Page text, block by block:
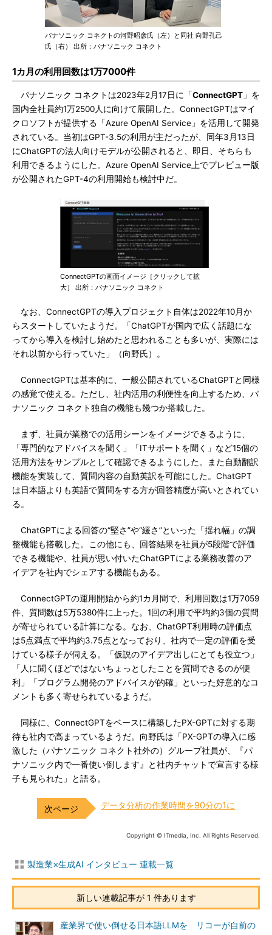
パナソニック コネクトの河野昭彦氏（左）と同社 向野孔己
氏（右） 出所：パナソニック コネクト
1カ月の利用回数は1万7000件
パナソニック コネクトは2023年2月17日に「ConnectGPT 」を
国内全社員約1万2500人に向けて展開した。ConnectGPTはマイ
クロソフトが提供する「Azure OpenAI Service」を活用して開発
されている。当初はGPT-3.5の利用が主だったが、同年3月13日
にChatGPTの法人向けモデルが公開されると、即日、そちらも
利用できるようにした。Azure OpenAI Service上でプレビュー版
が公開されたGPT-4の利用開始も検討中だ。
ConnectGPTの画面イメージ［クリックして拡
大］ 出所：パナソニック コネクト
なお、ConnectGPTの導入プロジェクト自体は2022年10月か
らスタートしていたようだ。「ChatGPTが国内で広く話題にな
ってから導入を検討し始めたと思われることも多いが、実際には
それ以前から行っていた」（向野氏）。
ConnectGPTは基本的に、一般公開されているChatGPTと同様
の感覚で使える。ただし、社内活用の利便性を向上するため、パ
ナソニック コネクト独自の機能も幾つか搭載した。
まず、社員が業務での活用シーンをイメージできるように、
「専門的なアドバイスを聞く」「ITサポートを聞く」など15個の
活用方法をサンプルとして確認できるようにした。また自動翻訳
機能を実装して、質問内容の自動英訳を可能にした。ChatGPT
は日本語よりも英語で質問をする方が回答精度が高いとされてい
る。
ChatGPTによる回答の“堅さ”や“緩さ”といった「揺れ幅」の調
整機能も搭載した。この他にも、回答結果を社員が5段階で評価
できる機能や、社員が思い付いたChatGPTによる業務改善のア
イデアを社内でシェアする機能もある。
ConnectGPTの運用開始から約1カ月間で、利用回数は1万7059
件、質問数は5万5380件に上った。1回の利用で平均約3個の質問
が寄せられている計算になる。なお、ChatGPT利用時の評価点
は5点満点で平均約3.75点となっており、社内で一定の評価を受
けている様子が伺える。「仮説のアイデア出しにとても役立つ」
「人に聞くほどではないちょっとしたことを質問できるのが便
利」「プログラム開発のアドバイスが的確」といった好意的なコ
メントも多く寄せられているようだ。
同様に、ConnectGPTをベースに構築したPX-GPTに対する期
待も社内で高まっているようだ。向野氏は「PX-GPTの導入に感
激した（パナソニック コネクト社外の）グループ社員が、『パ
ナソニック内で一番使い倒します』と社内チャットで宣言する様
子も見られた」と語る。
データ分析の作業時間を90分の1に
Copyright © ITmedia, Inc. All Rights Reserved.
製造業×生成AI インタビュー 連載一覧
新しい連載記事が 1 件あります
産業界で使い倒せる日本語LLMを リコーが自前の